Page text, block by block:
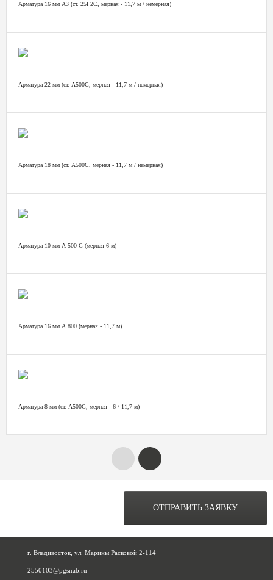
Арматура 16 мм А3 (ст. 25Г2С, мерная - 11,7 м / немерная)
Арматура 22 мм (ст. А500С, мерная - 11,7 м / немерная)
Арматура 18 мм (ст. А500С, мерная - 11,7 м / немерная)
Арматура 10 мм А 500 С (мерная 6 м)
Арматура 16 мм А 800 (мерная - 11,7 м)
Арматура 8 мм (ст. А500С, мерная - 6 / 11,7 м)
ОТПРАВИТЬ ЗАЯВКУ
г. Владивосток, ул. Марины Расковой 2-114
2550103@pgsnab.ru